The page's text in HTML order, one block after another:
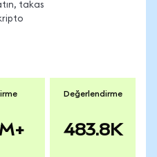
takas
Değerlendirme
483.8K